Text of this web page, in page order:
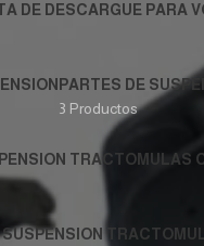
DE DESCARGUE PARA
PARTES DE
3 Productos
TRACTOMULAS